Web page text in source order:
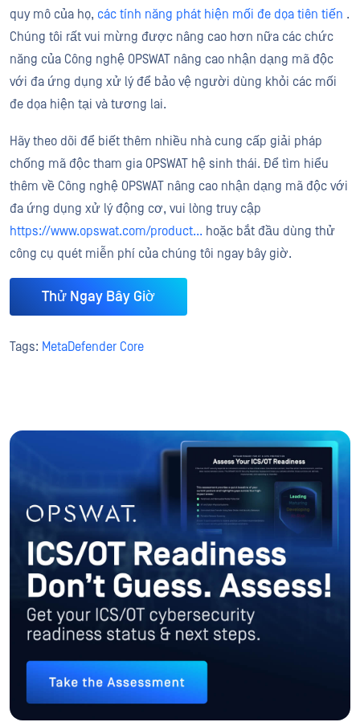
quy mô của họ, các tính năng phát hiện mối đe dọa tiên tiến .
Chúng tôi rất vui mừng được nâng cao hơn nữa các chức
năng của Công nghệ OPSWAT nâng cao nhận dạng mã độc
với đa ứng dụng xử lý để bảo vệ người dùng khỏi các mối
đe dọa hiện tại và tương lai.
Hãy theo dõi để biết thêm nhiều nhà cung cấp giải pháp
chống mã độc tham gia OPSWAT hệ sinh thái. Để tìm hiểu
thêm về Công nghệ OPSWAT nâng cao nhận dạng mã độc với
đa ứng dụng xử lý động cơ, vui lòng truy cập
https://www.opswat.com/product... hoặc bắt đầu dùng thử
công cụ quét miễn phí của chúng tôi ngay bây giờ.
Thử Ngay Bây Giờ
Tags: MetaDefender Core